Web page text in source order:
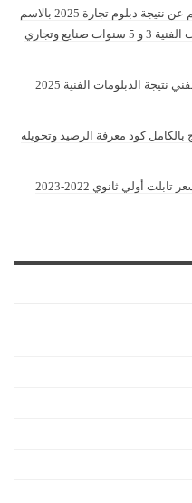
استعلم عن نتيجة دبلوم تجارة 2025 بالاسم
و رقم الجلوس من موقع نتائج الدبلومات الفنية 3 و 5 سنوات صنايع وتجاري
بوابه التعليم الفني نتيجة الدبلومات الفنية 2025
بالكامل كود معرفة الرصيد وتحويله
مواصفات وسعر تابلت أولي ثانوي 2022-2023